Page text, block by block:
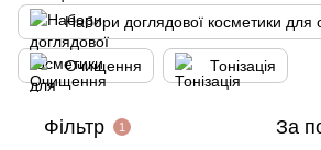
Набори доглядової косметики для
Очищення Тонізація
Фільтр 1 За